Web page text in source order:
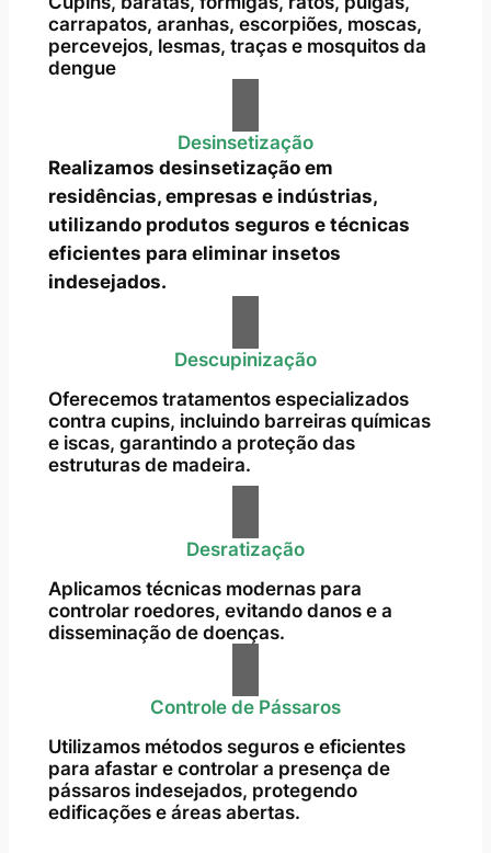
carrapatos, aranhas, escorpiões, moscas,
percevejos, lesmas, traças e mosquitos da
dengue
Desinsetização
Realizamos desinsetização em
residências, empresas e indústrias,
utilizando produtos seguros e técnicas
eficientes para eliminar insetos
indesejados.
Descupinização
Oferecemos tratamentos especializados
contra cupins, incluindo barreiras químicas
e iscas, garantindo a proteção das
estruturas de madeira.
Desratização
Aplicamos técnicas modernas para
controlar roedores, evitando danos e a
disseminação de doenças.
Controle de Pássaros
Utilizamos métodos seguros e eficientes
para afastar e controlar a presença de
pássaros indesejados, protegendo
edificações e áreas abertas.